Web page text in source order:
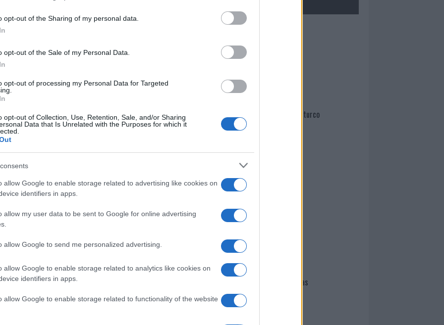
opt-out of the Sharing of my personal data.
opt-out of the Sale of my Personal Data.
opt-out of processing my Personal Data for Targeted
opt-out of Collection, Use, Retention, Sale, and/or Sharing
Data that Is Unrelated with the Purposes for which it
allow Google to enable storage related to advertising like cookies on
identifiers in apps.
allow my user data to be sent to Google for online advertising
allow Google to send me personalized advertising.
allow Google to enable storage related to analytics like cookies on
identifiers in apps.
allow Google to enable storage related to functionality of the website
nella sezioneLogindal menù del sito o
Notizie Gallura
Prossimo articolo
Martina Agostina Diturco
I nostri cari
I nostri cari
Giovannimaria Cabras